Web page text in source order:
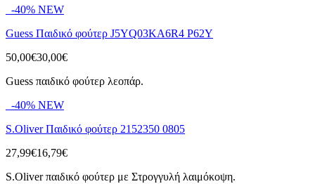
-40% NEW
Guess Παιδικό φούτερ J5YQ03KA6R4 P62Y
50,00€30,00€
Guess παιδικό φούτερ λεοπάρ.
-40% NEW
S.Oliver Παιδικό φούτερ 2152350 0805
27,99€16,79€
S.Oliver παιδικό φούτερ με Στρογγυλή λαιμόκοψη.